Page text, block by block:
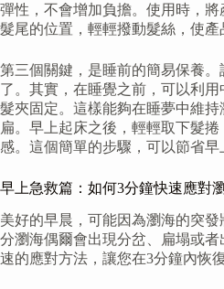
彈性，不會增加負擔。使用時，
髮尾的位置，輕輕撥動髮絲，使產
第三個關鍵，是睡前的簡易保養
了。其實，在睡覺之前，可以利
髮夾固定。這樣能夠在睡夢中維
扁。早上起床之後，輕輕取下髮
感。這個簡單的步驟，可以節省早
早上急救篇：如何3分鐘快速應對
美好的早晨，可能因為瀏海的突
分瀏海偶爾會出現分岔、扁塌或
速的應對方法，讓您在3分鐘內恢